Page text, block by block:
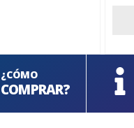
¿CÓMO
COMPRAR?